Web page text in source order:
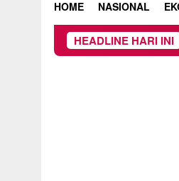
HOME NASIONAL
HEADLINE HARI INI